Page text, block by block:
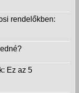
rendelőkben:
Ez az 5